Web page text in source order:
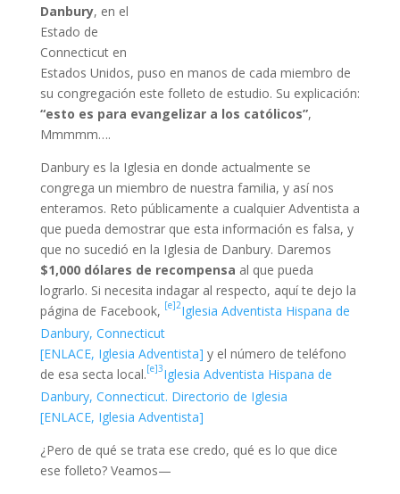
Danbury, en el
Estado de
Connecticut en
Estados Unidos, puso en manos de cada miembro de
su congregación este folleto de estudio. Su explicación:
“esto es para evangelizar a los católicos”,
Mmmmm….
Danbury es la Iglesia en donde actualmente se
congrega un miembro de nuestra familia, y así nos
enteramos. Reto públicamente a cualquier Adventista a
que pueda demostrar que esta información es falsa, y
que no sucedió en la Iglesia de Danbury. Daremos
$1,000 dólares de recompensa al que pueda
lograrlo. Si necesita indagar al respecto, aquí te dejo la
página de Facebook, [e]2Iglesia Adventista Hispana de
Danbury, Connecticut
[ENLACE, Iglesia Adventista] y el número de teléfono
de esa secta local.[e]3Iglesia Adventista Hispana de
Danbury, Connecticut. Directorio de Iglesia
[ENLACE, Iglesia Adventista]
¿Pero de qué se trata ese credo, qué es lo que dice
ese folleto? Veamos—